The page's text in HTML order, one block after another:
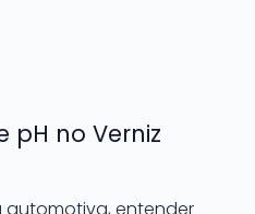
pH no Verniz